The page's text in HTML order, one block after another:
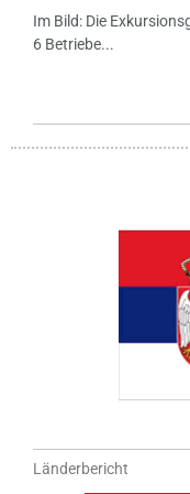
Im Bild: Die
6 Betriebe...
Länderbericht